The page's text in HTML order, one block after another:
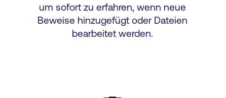
um sofort zu erfahren, wenn neue
Beweise hinzugefügt oder Dateien
bearbeitet werden.